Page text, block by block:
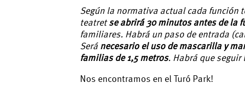
Según la normativa actual cada función
teatretse abrirá 30 minutos antes de la
familiares. Habrá un paso de entrada
Seránecesario el uso de mascarilla y
familias de 1,5 metros. Habrá que
Nos encontramos en el Turó Park!